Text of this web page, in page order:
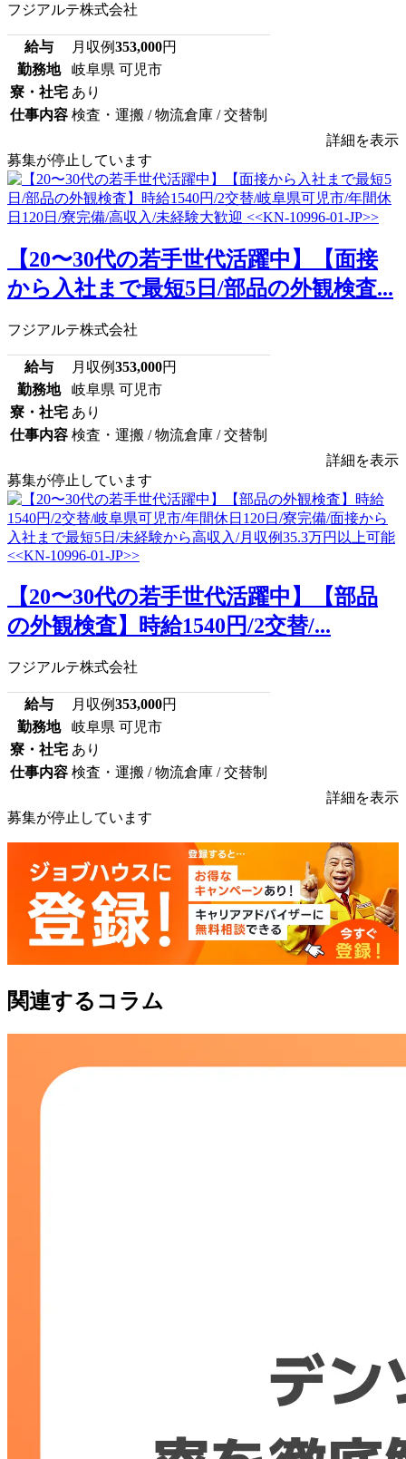
フジアルテ株式会社
給与 月収例353,000円
勤務地
岐阜県 可児市
寮・社宅 あり
仕事内容 検査・運搬 / 物流倉庫 / 交替制
詳細を表示
募集が停止しています
【20〜30代の若手世代活躍中】【面接
から入社まで最短5日/部品の外観検査...
フジアルテ株式会社
給与 月収例353,000円
勤務地
岐阜県 可児市
寮・社宅 あり
仕事内容 検査・運搬 / 物流倉庫 / 交替制
詳細を表示
募集が停止しています
【20〜30代の若手世代活躍中】【部品
の外観検査】時給1540円/2交替/...
フジアルテ株式会社
給与 月収例353,000円
勤務地
岐阜県 可児市
寮・社宅 あり
仕事内容 検査・運搬 / 物流倉庫 / 交替制
詳細を表示
募集が停止しています
関連するコラム